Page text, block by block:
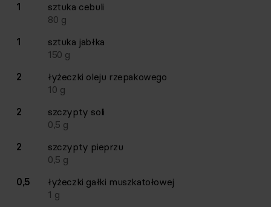
1
sztuka cebuli
80 g
1
sztuka jabłka
150 g
2
łyżeczki oleju rzepakowego
10 g
2
szczypty soli
0,5 g
2
szczypty pieprzu
0,5 g
0,5
łyżeczki gałki muszkatołowej
1 g